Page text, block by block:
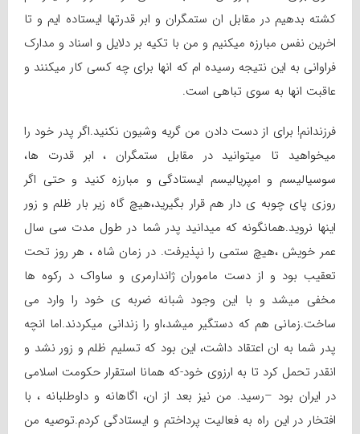
کشته بدهیم در مقابل ان ستمگران و ابر قدرتها ایستاده ایم و تا
اخرین نفس مبارزه میکنیم و من با تکیه بر دلایل و اسناد و مدارک
فراوانی به این نتیجه رسیده ام که انها برای چه کسی کار میکنند و
عاقبت انها به سوی تباهی است.
فرزندانم! برای از دست دادن من گریه وشیون نکنید.اگر پدر خود را
میخواهید تا میتوانید در مقابل ستمگران ، ابر قدرت ها،
سوسیالیسم و امپریالیسم ایستادگی و مبارزه کنید و حتی اگر
روزی پای چوبه ی دار هم قرار بگیرید،هیچ گاه زیر بار ظلم و زور
اینها نروید.همانگونه که میدانید پدر شما در طول مدت سی سال
عمر خویش ،هیچ ستمی را نپذیرفت. در زمان شاه ، هر روز تحت
تعقیب بود و از دست ماموران ژاندارمری و ساواک د رکوه ها
مخفی میشد و با این وجود شبانه ضربه ی خود را وارد می
ساخت.زمانی هم که دستگیر میشد،او را زندانی میکردند.اما انچه
پدر شما به ان اعتقاد داشت، این بود که تسلیم ظلم و زور نشد و
انقدر تحمل کرد تا به ارزوی خود-که همانا استقرار حکومت اسلامی
در ایران بود –رسید. من نیز بعد از ان، اگاهانه و داوطلبانه ، با
افتخار در این راه به فعالیت پرداختم و ایستادگی کردم.توصیه من